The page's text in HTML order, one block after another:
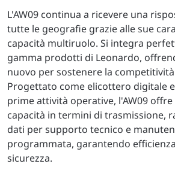
L'AW09 continua a ricevere una
tutte le geografie grazie alle sue
capacità multiruolo. Si integra
gamma prodotti di Leonardo,
nuovo per sostenere la
Progettato come elicottero digitale
prime attività operative, l'AW09
capacità in termini di trasmissione,
dati per supporto tecnico e
programmata, garantendo
sicurezza.